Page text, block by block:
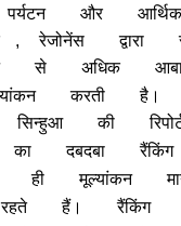
पर्यटन और आर्थिक
, रेजोनेंस द्वारा
से अधिक
करती
है।
सिन्हुआ की
का दबदबा रैंकिंग
ही मूल्यांकन
रहते हैं। रैंकिंग